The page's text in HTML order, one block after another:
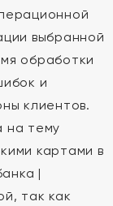
выбранной
обработки
и
клиентов.
на тему
картами в
|
так как